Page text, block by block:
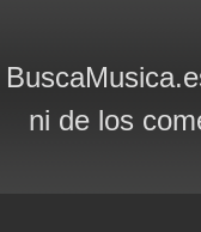
ni de los